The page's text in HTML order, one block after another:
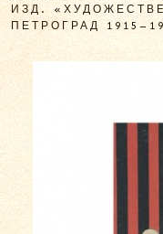
ИЗД.
ПЕТРОГРАД